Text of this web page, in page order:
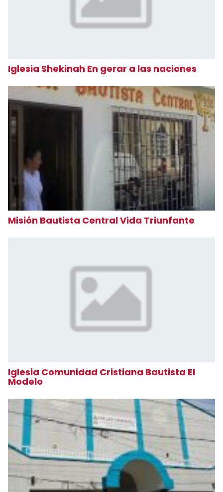
Iglesia Shekinah En gerar a las naciones
Misión Bautista Central Vida Triunfante
Iglesia Comunidad Cristiana Bautista El
Modelo